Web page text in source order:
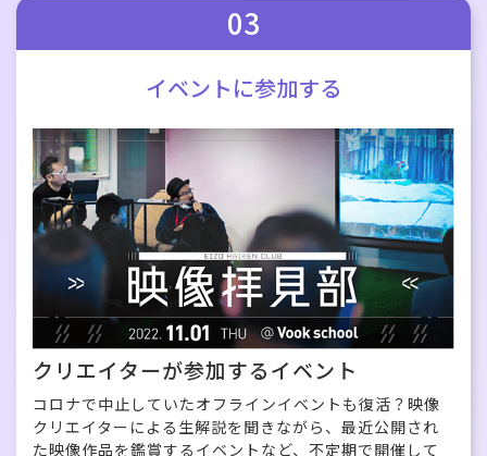
03
イベントに参加する
クリエイターが参加するイベント
コロナで中止していたオフラインイベントも復活？映像
クリエイターによる生解説を聞きながら、最近公開され
た映像作品を鑑賞するイベントなど、不定期で開催して